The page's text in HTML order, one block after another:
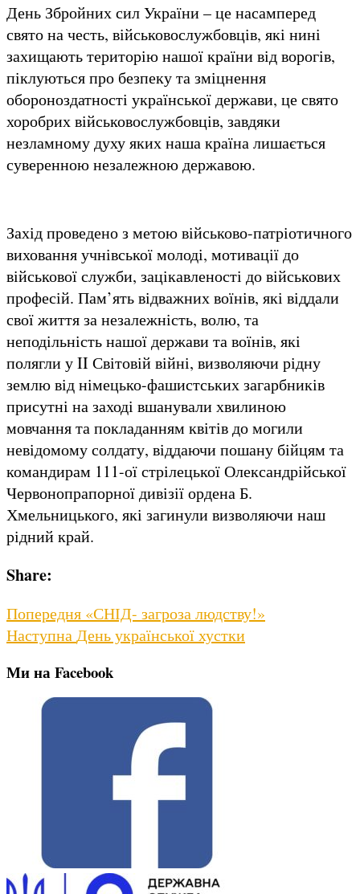
День Збройних сил України – це насамперед
свято на честь, військовослужбовців, які нині
захищають територію нашої країни від ворогів,
піклуються про безпеку та зміцнення
обороноздатності української держави, це свято
хоробрих військовослужбовців, завдяки
незламному духу яких наша країна лишається
суверенною незалежною державою.
Захід проведено з метою військово-патріотичного
виховання учнівської молоді, мотивації до
військової служби, зацікавленості до військових
професій. Пам’ять відважних воїнів, які віддали
свої життя за незалежність, волю, та
неподільність нашої держави та воїнів, які
полягли у II Світовій війні, визволяючи рідну
землю від німецько-фашистських загарбників
присутні на заході вшанували хвилиною
мовчання та покладанням квітів до могили
невідомому солдату, віддаючи пошану бійцям та
командирам 111-ої стрілецької Олександрійської
Червонопрапорної дивізії ордена Б.
Хмельницького, які загинули визволяючи наш
рідний край.
Share:
Навігація
записів
Попередня Previous
post:
«СНІД- загроза людству!»
Наступна Next
День української хустки
Ми на Facebook